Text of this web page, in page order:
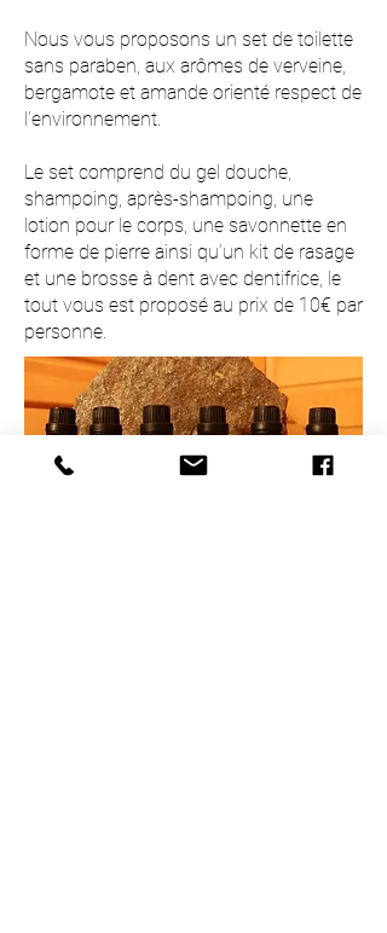
Nous vous proposons un set de toilette
sans paraben, aux arômes de verveine,
bergamote et amande orienté respect de
l’environnement.
Le set comprend du gel douche,
shampoing, après-shampoing, une
lotion pour le corps, une savonnette en
forme de pierre ainsi qu’un kit de rasage
et une brosse à dent avec dentifrice, le
tout vous est proposé au prix de 10€ par
personne.